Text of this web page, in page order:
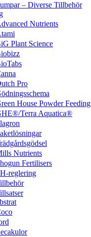
– Diverse Tillbehör
Nutrients
Plant Science
Pro
House Powder Feeding
Terra Aquatica®
Nutrients
Fertilisers
reglering